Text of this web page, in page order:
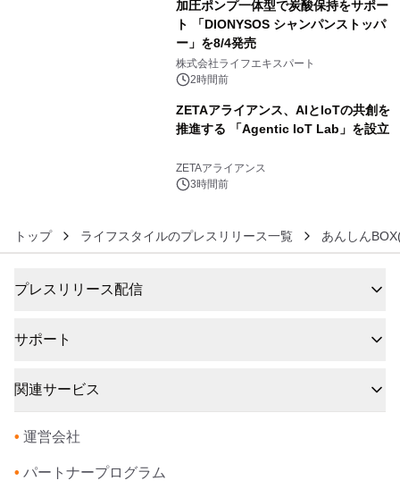
加圧ポンプ一体型で炭酸保持をサポー
ト 「DIONYSOS シャンパンストッパ
ー」を8/4発売
株式会社ライフエキスパート
2時間前
ZETAアライアンス、AIとIoTの共創を
推進する 「Agentic IoT Lab」を設立
ZETAアライアンス
3時間前
トップ ライフスタイルのプレスリリース一覧 あんしん
プレスリリース配信
サポート
関連サービス
• 運営会社
• パートナープログラム